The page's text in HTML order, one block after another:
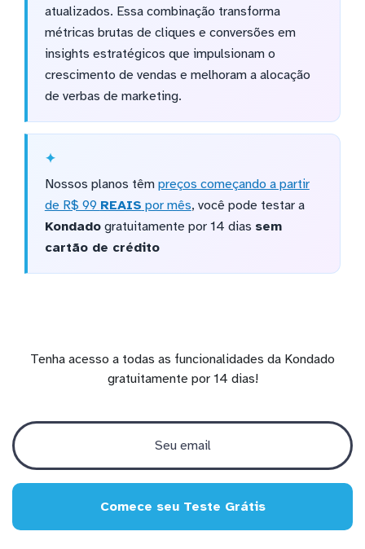
atualizados. Essa combinação transforma
métricas brutas de cliques e conversões em
insights estratégicos que impulsionam o
crescimento de vendas e melhoram a alocação
de verbas de marketing.
Nossos planos têm preços começando a partir
de R$ 99 REAIS por mês, você pode testar a
Kondadogratuitamente por 14 dias sem
cartão de crédito
Tenha acesso a todas as funcionalidades da Kondado
gratuitamente por 14 dias!
Comece seu Teste Grátis